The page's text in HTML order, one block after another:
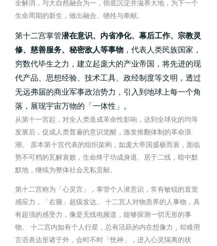
全解消，与大自然融合为一，彻底沉淀并滋养大地，为下一个
生命周期的新生，做出融合、牺牲与奉献。
第十二宫掌管潜在意识、内省净化、幕后工作、宗教灵
修、慈善服务、秘密敌人等事物 ，代表人类民族国家，
穷数代毕生之力，建立起庞大的产业帝国，将先进的现
代产品、思想经验、技术工具、政经制度等文明，透过
无远弗届的商业军事政治势力，引入到地球上每一个角
落，展现宇宙万物的「一体性」。
从第十一宫起，对全人类造成革命性影响，达到全球化的均等
发展后，促成人类普遍的意识觉醒，激发推翻体制的革命浪
潮。 原本第十宫代表的组织架构，如庞大帝国盛极而衰，面临
势不可档的瓦解衰败，生命终于功成身退、居于二线，暗中默
默地，继续为整体社会无私贡献。
第十二宫称为「心灵宫」，掌管个人潜意识，常有敏锐的直觉
感应力，「右脑」超级发达。 十二宫人对物质界的人事物，具
有超强的感受力，像是无线电频道，能够探测一切无形的事
物。 十二宫内如有个人行星，总有活跃的内在想像力，却难用
言语表达形诸于外，会时不时「恍神」，进入心灵隔离的状